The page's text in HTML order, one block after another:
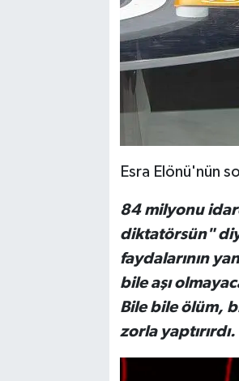
Esra Elönü'nün
84 milyonu
diktatörsün"
faydalarının
bile aşı
Bile bile ölüm,
zorla